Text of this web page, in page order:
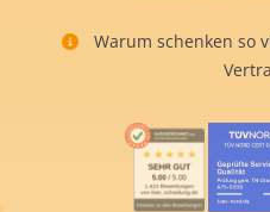
Warum schenken so